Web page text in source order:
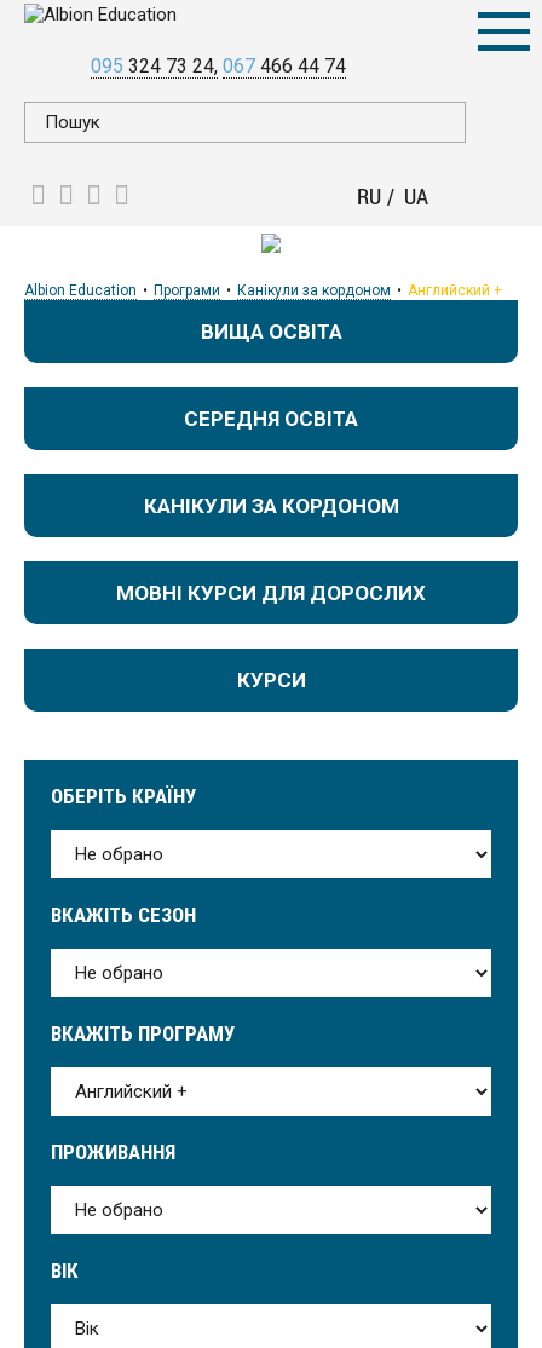
095 324 73 24 067 466 44 74
RU UA
Albion Education Програми Канікули за кордоном Английский +
ВИЩА ОСВІТА
СЕРЕДНЯ ОСВІТА
КАНІКУЛИ ЗА КОРДОНОМ
МОВНІ КУРСИ ДЛЯ ДОРОСЛИХ
КУРСИ
ОБЕРІТЬ КРАЇНУ
ВКАЖІТЬ СЕЗОН
ВКАЖІТЬ ПРОГРАМУ
ПРОЖИВАННЯ
ВІК